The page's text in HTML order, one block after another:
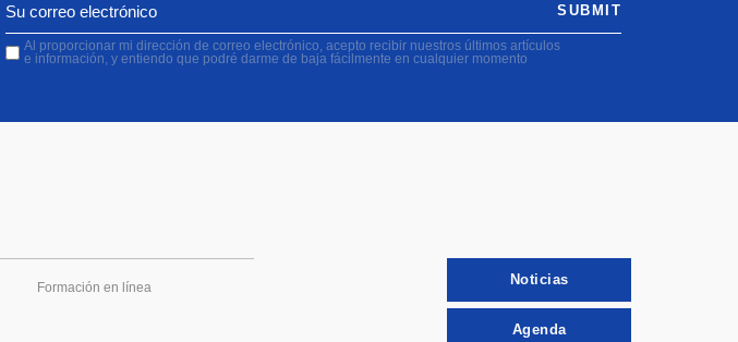
Al proporcionar mi dirección de correo electrónico, acepto recibir nuestros últimos artículos
e información, y entiendo que podré darme de baja fácilmente en cualquier momento
SUBMIT
Formación en línea Noticias
Agenda